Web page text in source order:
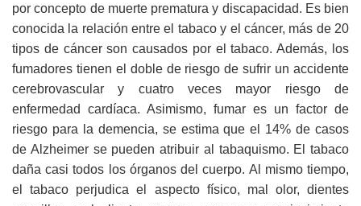
por concepto de muerte prematura y discapacidad. Es bien
conocida la relación entre el tabaco y el cáncer, más de 20
tipos de cáncer son causados por el tabaco. Además, los
fumadores tienen el doble de riesgo de sufrir un accidente
cerebrovascular y cuatro veces mayor riesgo de
enfermedad cardíaca. Asimismo, fumar es un factor de
riesgo para la demencia, se estima que el 14% de casos
de Alzheimer se pueden atribuir al tabaquismo. El tabaco
daña casi todos los órganos del cuerpo. Al mismo tiempo,
el tabaco perjudica el aspecto físico, mal olor, dientes